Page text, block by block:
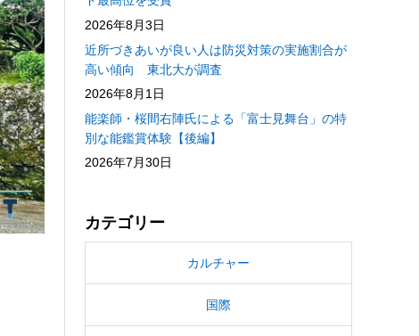
2026年8月3日
近所づきあいが良い人は防災対策の実施割合が
高い傾向 東北大が調査
2026年8月1日
能楽師・桜間右陣氏による「富士見舞台」の特
別な能鑑賞体験【後編】
2026年7月30日
カテゴリー
カルチャー
国際